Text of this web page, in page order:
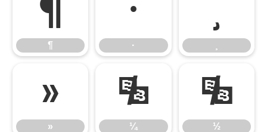
¶
¶
·
·
¸
»
»
¼
¼
½
½